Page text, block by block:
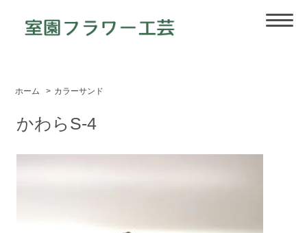
ホーム > カラーサンド
かわらS-4